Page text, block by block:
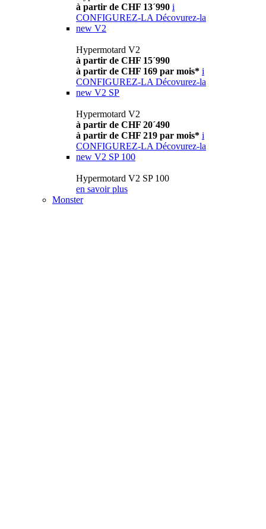
à partir de CHF 13´990 i
CONFIGUREZ-LA Décovurez-la
new V2
Hypermotard V2
à partir de CHF 15´990
à partir de CHF 169 par mois* i
CONFIGUREZ-LA Décovurez-la
new V2 SP
Hypermotard V2
à partir de CHF 20´490
à partir de CHF 219 par mois* i
CONFIGUREZ-LA Décovurez-la
new V2 SP 100
Hypermotard V2 SP 100
en savoir plus
Monster